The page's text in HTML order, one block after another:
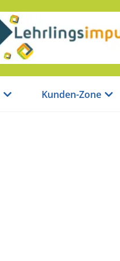
Kunden-Zone